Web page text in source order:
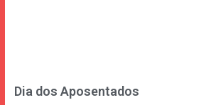
Dia dos Aposentados